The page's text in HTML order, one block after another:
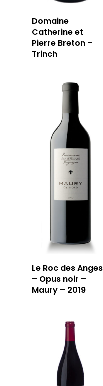
Domaine
Catherine et
Pierre Breton –
Trinch
Le Roc des Anges
– Opus noir –
Maury – 2019